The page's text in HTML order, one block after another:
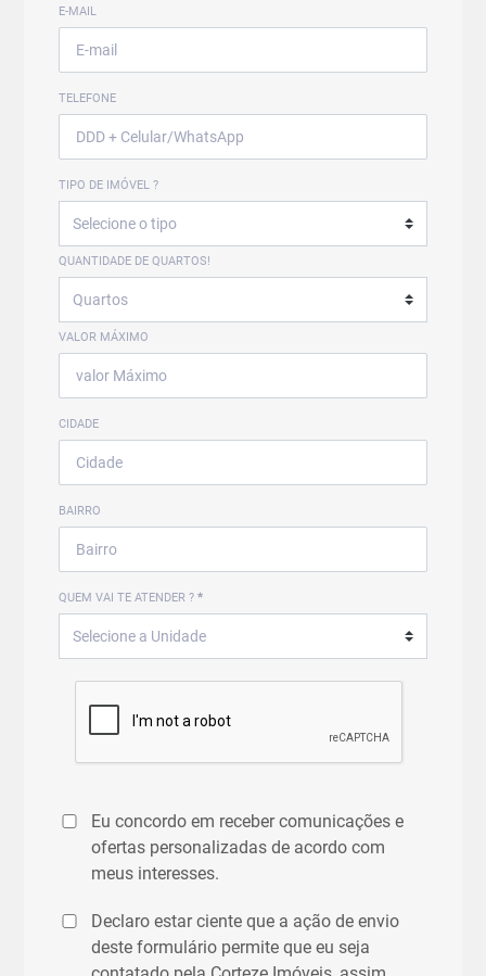
E-MAIL
TELEFONE
TIPO DE IMÓVEL ?
QUANTIDADE DE QUARTOS!
VALOR MÁXIMO
CIDADE
BAIRRO
QUEM VAI TE ATENDER ?*
Eu concordo em receber comunicações e
ofertas personalizadas de acordo com
meus interesses.
Declaro estar ciente que a ação de envio
deste formulário permite que eu seja